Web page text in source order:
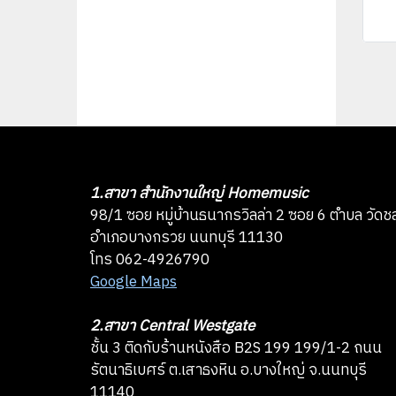
1.สาขา สำนักงานใหญ่ Homemusic
98/1 ซอย หมู่บ้านธนากรวิลล่า 2 ซอย 6 ตำบล วัดช
อำเภอบางกรวย นนทบุรี 11130
โทร 062-4926790
Google Maps
2.สาขา Central Westgate
ชั้น 3 ติดกับร้านหนังสือ B2S 199 199/1-2 ถนน
รัตนาธิเบศร์ ต.เสาธงหิน อ.บางใหญ่ จ.นนทบุรี